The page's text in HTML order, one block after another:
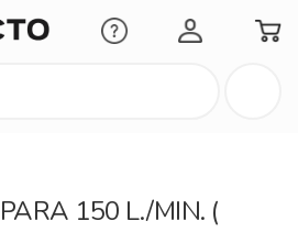
Minha Conta
150 L./MIN. (